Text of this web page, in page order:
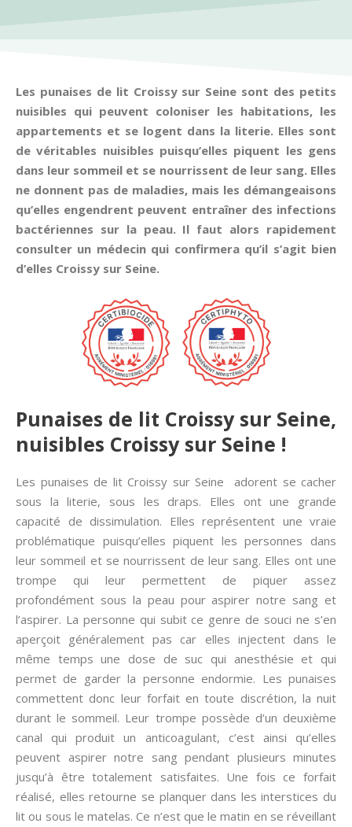
Les punaises de lit Croissy sur Seine sont des petits
nuisibles qui peuvent coloniser les habitations, les
appartements et se logent dans la literie. Elles sont
de véritables nuisibles puisqu’elles piquent les gens
dans leur sommeil et se nourrissent de leur sang. Elles
ne donnent pas de maladies, mais les démangeaisons
qu’elles engendrent peuvent entraîner des infections
bactériennes sur la peau. Il faut alors rapidement
consulter un médecin qui confirmera qu’il s’agit bien
d’elles Croissy sur Seine.
Punaises de lit Croissy sur Seine,
nuisibles Croissy sur Seine !
Les punaises de lit Croissy sur Seine adorent se cacher
sous la literie, sous les draps. Elles ont une grande
capacité de dissimulation. Elles représentent une vraie
problématique puisqu’elles piquent les personnes dans
leur sommeil et se nourrissent de leur sang. Elles ont une
trompe qui leur permettent de piquer assez
profondément sous la peau pour aspirer notre sang et
l’aspirer. La personne qui subit ce genre de souci ne s’en
aperçoit généralement pas car elles injectent dans le
même temps une dose de suc qui anesthésie et qui
permet de garder la personne endormie. Les punaises
commettent donc leur forfait en toute discrétion, la nuit
durant le sommeil. Leur trompe possède d’un deuxième
canal qui produit un anticoagulant, c’est ainsi qu’elles
peuvent aspirer notre sang pendant plusieurs minutes
jusqu’à être totalement satisfaites. Une fois ce forfait
réalisé, elles retourne se planquer dans les interstices du
lit ou sous le matelas. Ce n’est que le matin en se réveillant